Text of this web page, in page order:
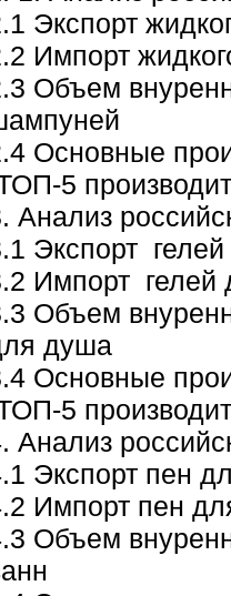
Экспорт
Импорт
Объем
Основные
5
Анализ
Экспорт
Импорт гелей
Объем
душа
Основные
5
Анализ
Экспорт пен
Импорт пен
Объем